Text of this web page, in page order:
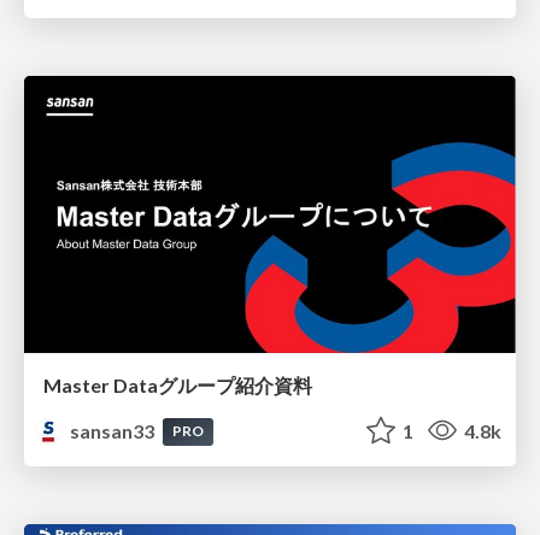
Master Dataグループ紹介資料
sansan33
PRO 1 4.8k